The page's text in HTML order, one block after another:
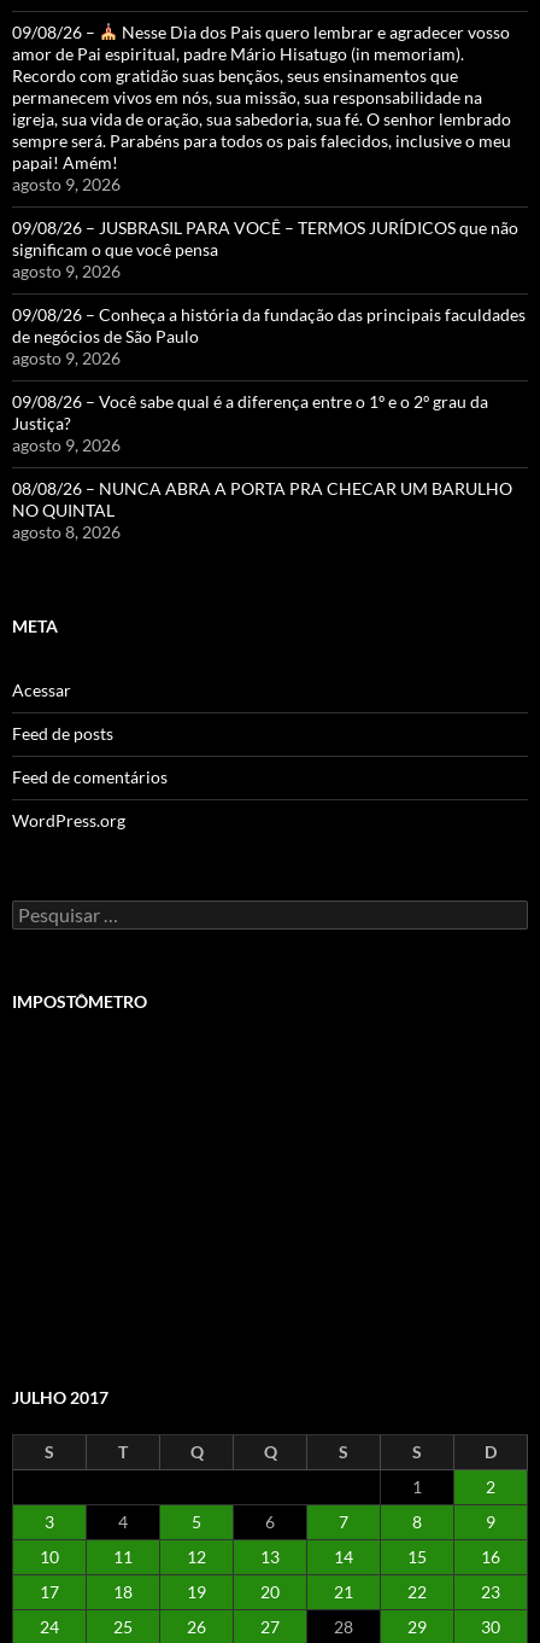
09/08/26 –
Nesse Dia dos Pais quero lembrar e agradecer vosso
amor de Pai espiritual, padre Mário Hisatugo (in memoriam).
Recordo com gratidão suas bençãos, seus ensinamentos que
permanecem vivos em nós, sua missão, sua responsabilidade na
igreja, sua vida de oração, sua sabedoria, sua fé. O senhor lembrado
sempre será. Parabéns para todos os pais falecidos, inclusive o meu
papai! Amém!
agosto 9, 2026
09/08/26 – JUSBRASIL PARA VOCÊ – TERMOS JURÍDICOS que não
significam o que você pensa
agosto 9, 2026
09/08/26 – Conheça a história da fundação das principais faculdades
de negócios de São Paulo
agosto 9, 2026
09/08/26 – Você sabe qual é a diferença entre o 1º e o 2º grau da
Justiça?
agosto 9, 2026
08/08/26 – NUNCA ABRA A PORTA PRA CHECAR UM BARULHO
NO QUINTAL
agosto 8, 2026
META
Acessar
Feed de posts
Feed de comentários
WordPress.org
Pesquisar
por:
IMPOSTÔMETRO
JULHO 2017
S T Q Q S S
D
1
2
3
4 5 6 7 8
9
10
11 12 13 14 15
16
17
18 19 20 21 22
23
24
25 26 27 28 29 30